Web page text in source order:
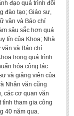
đạo quá trình đổi
đào tạo; Giáo sư,
văn và Báo chí
sâu sắc hơn quá
tín của Khoa; Nhà
văn và Báo chí
trong quá trình
hóa công tác
và giảng viên của
Nhân văn cũng
các cơ quan văn
tham gia công
40 năm qua.